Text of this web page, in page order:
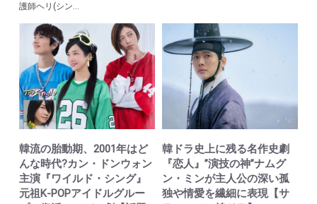
護師ヘリ(シン...
韓流の胎動期、2001年はど
んな時代?カン・ドンウォン
主演『ワイルド・シング』
元祖K-POPアイドルグルー
韓ドラ史上に残る名作史劇
『恋人』”演技の神”ナムグ
ン・ミンが主人公の深い孤
独や情愛を繊細に表現【サ